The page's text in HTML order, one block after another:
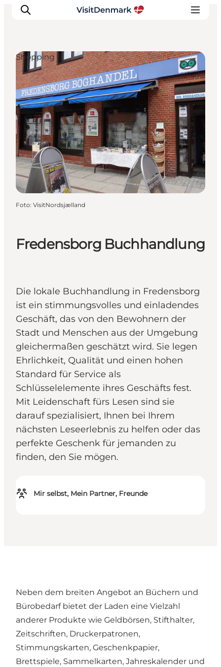
Inspiration
Regionen
Erlebnisse
Unterkünfte
Reiseplanung
Fredensborg Buchhandlung
Die lokale Buchhandlung in Fredensborg
ist ein stimmungsvolles und einladendes
Geschäft, das von den Bewohnern der
Stadt und Menschen aus der Umgebung
gleichermaßen geschätzt wird. Sie legen
Ehrlichkeit, Qualität und einen hohen
Standard für Service als
Schlüsselelemente ihres Geschäfts fest.
Mit Leidenschaft fürs Lesen sind sie
darauf spezialisiert, Ihnen bei Ihrem
nächsten Leseerlebnis zu helfen oder das
perfekte Geschenk für jemanden zu
finden, den Sie mögen.
Mir selbst, Mein Partner, Freunde
Shopping
Foto: VisitNordsjælland
Neben dem breiten Angebot an Büchern und
Bürobedarf bietet der Laden eine Vielzahl
anderer Produkte wie Geldbörsen, Stifthalter,
Zeitschriften, Druckerpatronen,
Stimmungskarten, Geschenkpapier,
Brettspiele, Sammelkarten, Jahreskalender und